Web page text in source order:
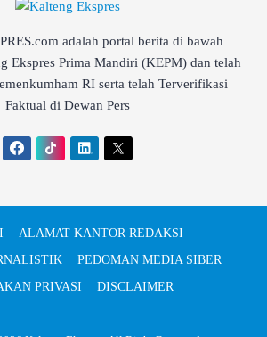
adalah portal berita di bawah
Ekspres Prima Mandiri (KEPM) dan telah
RI serta telah Terverifikasi
Faktual di Dewan Pers
ALAMAT KANTOR REDAKSI
PEDOMAN MEDIA SIBER
PRIVASI
DISCLAIMER